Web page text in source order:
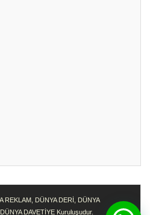
REKLAM, DÜNYA DERİ, DÜNYA
DAVETİYE Kuruluşudur.